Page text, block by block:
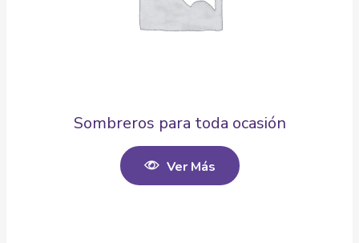
Sombreros para toda ocasión
Ver Más